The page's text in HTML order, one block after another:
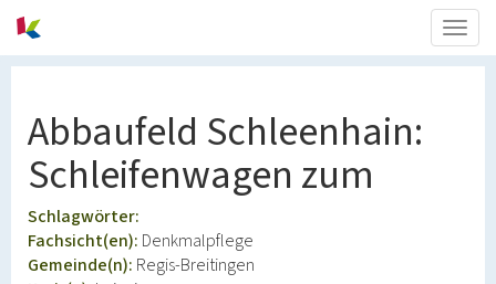
Abbaufeld Schleenhain:
Schleifenwagen zum
Schlagwörter:
Fachsicht(en): Denkmalpflege
Gemeinde(n): Regis-Breitingen